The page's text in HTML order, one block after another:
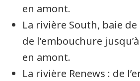
en amont.
La rivière South, baie de
de l’embouchure
en amont.
La rivière Renews : de